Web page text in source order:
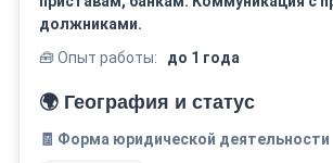
должниками.
🧰 Опыт работы:
до 1 года
🌍 География и статус
🧾 Форма юридической деятельности